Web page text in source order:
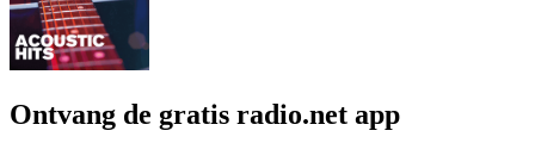
Ontvang de gratis radio.net app